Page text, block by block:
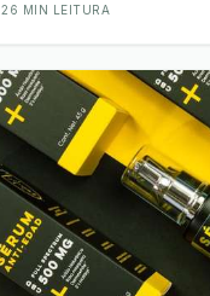
26 MIN LEITURA